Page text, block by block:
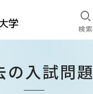
の入試問題